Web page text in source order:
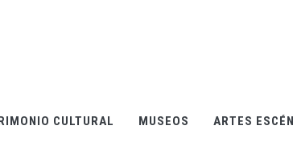
CULTURAL MUSEOS ARTES